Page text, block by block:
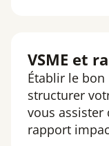
VSME et
Établir le
structurer
vous assister
rapport